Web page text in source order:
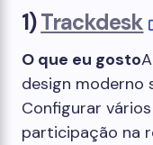
1)Trackdesk
O que eu gosto
design moderno
Configurar
participação na